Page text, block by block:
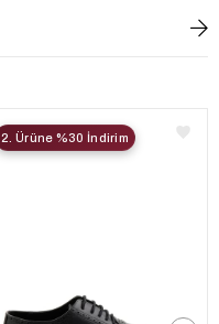
2. Ürüne %30 İndirim